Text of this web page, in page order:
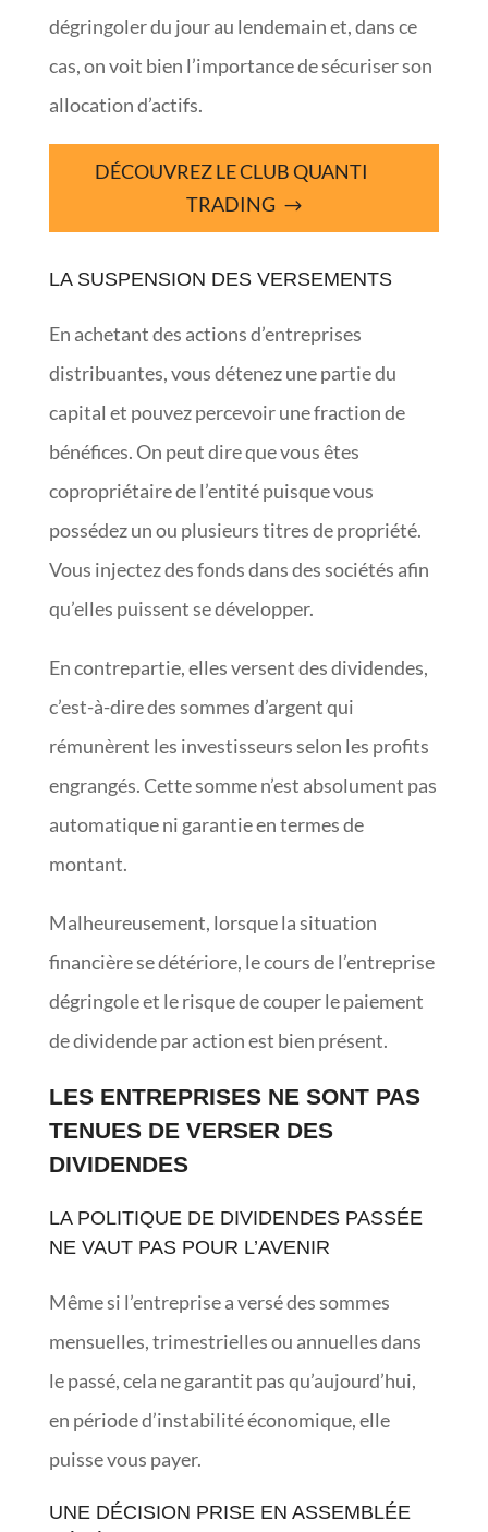
dégringoler du jour au lendemain et, dans ce
cas, on voit bien l’importance de sécuriser son
allocation d’actifs.
DÉCOUVREZ LE CLUB QUANTI
TRADING
LA SUSPENSION DES VERSEMENTS
En achetant des actions d’entreprises
distribuantes, vous détenez une partie du
capital et pouvez percevoir une fraction de
bénéfices. On peut dire que vous êtes
copropriétaire de l’entité puisque vous
possédez un ou plusieurs titres de propriété.
Vous injectez des fonds dans des sociétés afin
qu’elles puissent se développer.
En contrepartie, elles versent des dividendes,
c’est-à-dire des sommes d’argent qui
rémunèrent les investisseurs selon les profits
engrangés. Cette somme n’est absolument pas
automatique ni garantie en termes de
montant.
Malheureusement, lorsque la situation
financière se détériore, le cours de l’entreprise
dégringole et le risque de couper le paiement
de dividende par action est bien présent.
LES ENTREPRISES NE SONT PAS
TENUES DE VERSER DES
DIVIDENDES
LA POLITIQUE DE DIVIDENDES PASSÉE
NE VAUT PAS POUR L’AVENIR
Même si l’entreprise a versé des sommes
mensuelles, trimestrielles ou annuelles dans
le passé, cela ne garantit pas qu’aujourd’hui,
en période d’instabilité économique, elle
puisse vous payer.
UNE DÉCISION PRISE EN ASSEMBLÉE